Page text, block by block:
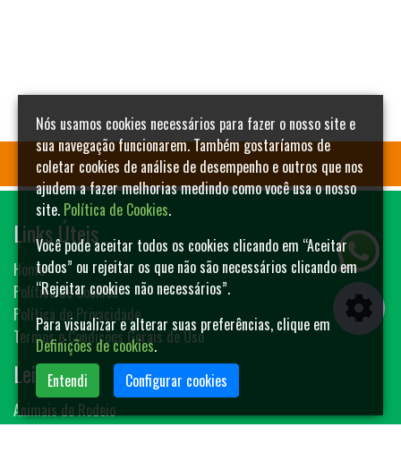
Links Úteis
Home
Política de Cookies
Política de Privacidade
Termos e Condições Gerais de Uso
Leilões
Animais de Rodeio
Nós usamos cookies necessários para fazer o nosso site e
sua navegação funcionarem. Também gostaríamos de
coletar cookies de análise de desempenho e outros que nos
ajudem a fazer melhorias medindo como você usa o nosso
site. Política de Cookies.
Você pode aceitar todos os cookies clicando em “Aceitar
todos” ou rejeitar os que não são necessários clicando em
“Rejeitar cookies não necessários”.
Para visualizar e alterar suas preferências, clique em
Definições de cookies.
Entendi
Configurar cookies